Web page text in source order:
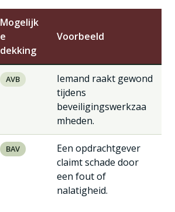
Mogelijk
e
dekking
Voorbeeld
AVB
Iemand raakt gewond
tijdens
beveiligingswerkzaa
mheden.
BAV
Een opdrachtgever
claimt schade door
een fout of
nalatigheid.